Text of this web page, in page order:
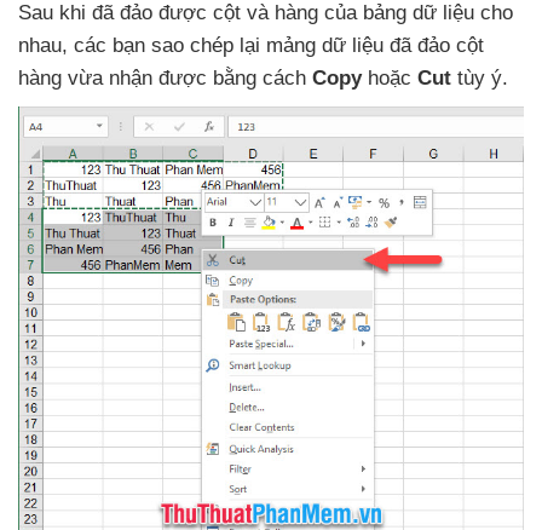
Sau khi đã đảo được cột và hàng của bảng dữ liệu cho
nhau, các bạn sao chép lại mảng dữ liệu đã đảo cột
hàng vừa nhận được bằng cách Copy hoặc Cut tùy ý.